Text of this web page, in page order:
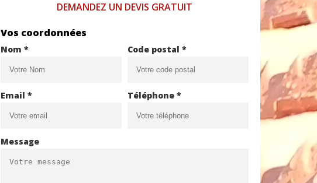
DEMANDEZ UN DEVIS GRATUIT
Vos coordonnées
Nom * Code postal *
Email * Téléphone *
Message